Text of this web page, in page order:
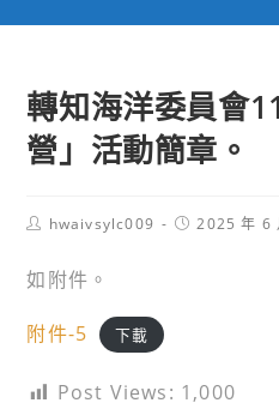
轉知海洋委員會
營」活動簡章。
Posthwaivsylc009
Post2025 年 6
如附件。
附件-5 下載
Post Views: 1,000